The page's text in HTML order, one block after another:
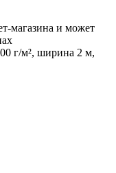
магазина и может
г/м², ширина 2 м,